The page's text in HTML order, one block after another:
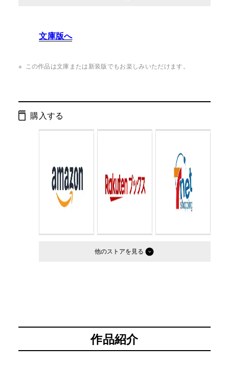
ISBN： 9784344012394
文庫版へ
この作品は文庫または新装版でもお楽しみいただけます。
購入する
他のストア
作品紹介